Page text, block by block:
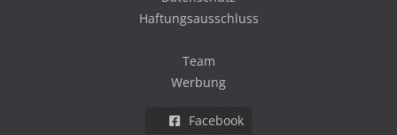
Haftungsausschluss
Team
Werbung
Facebook